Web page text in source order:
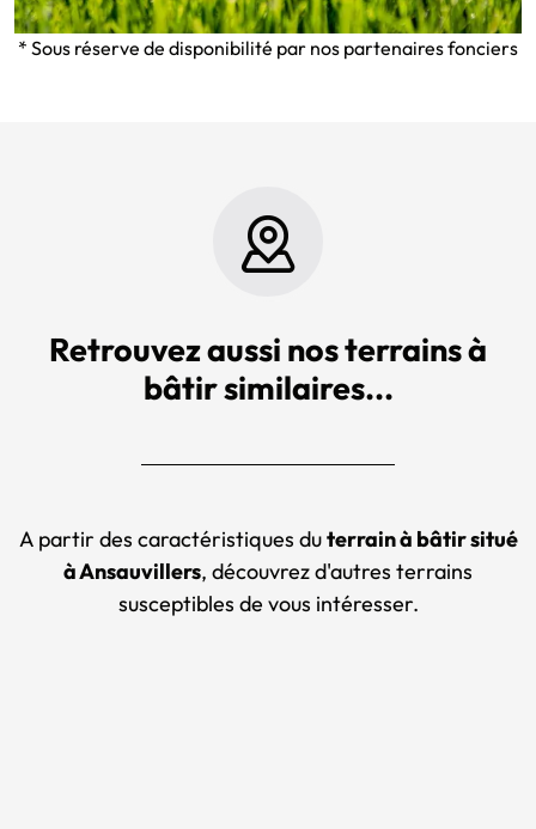
* Sous réserve de disponibilité par nos partenaires fonciers
Retrouvez aussi nos terrains à
bâtir similaires...
A partir des caractéristiques duterrain à bâtir situé
à Ansauvillers, découvrez d'autres terrains
susceptibles de vous intéresser.